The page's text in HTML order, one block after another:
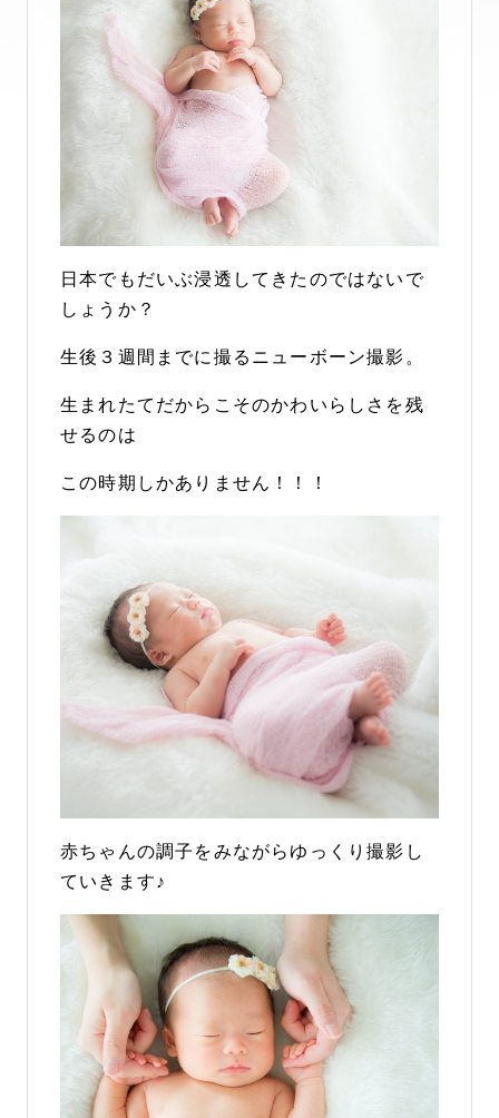
日本でもだいぶ浸透してきたのではないで
しょうか？
生後３週間までに撮るニューボーン撮影。
生まれたてだからこそのかわいらしさを残
せるのは
この時期しかありません！！！
赤ちゃんの調子をみながらゆっくり撮影し
ていきます♪